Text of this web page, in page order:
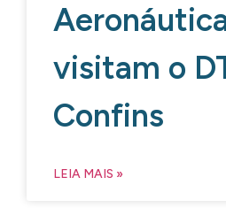
visitam o
Confins
LEIA MAIS »